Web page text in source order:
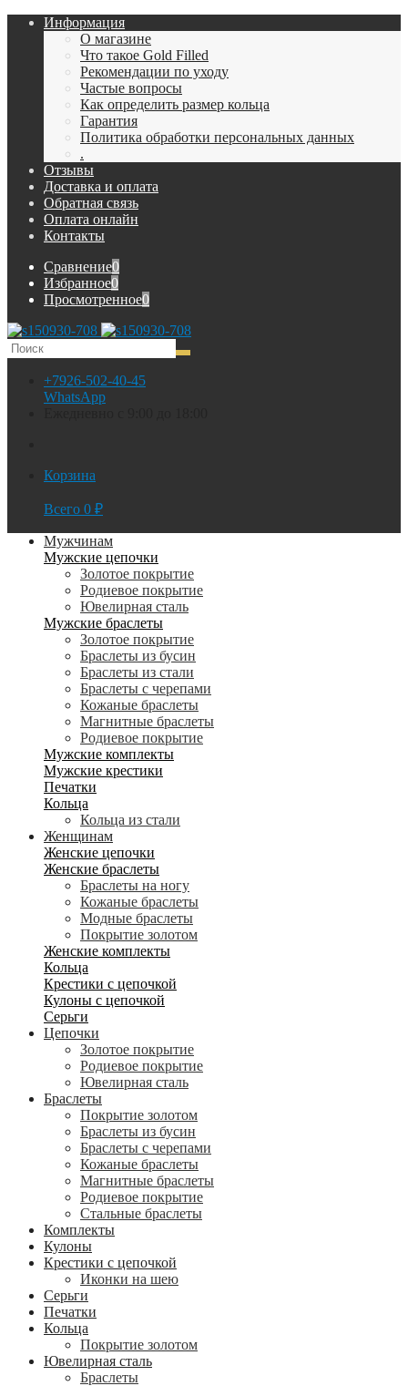
Информация
О магазине
Что такое Gold Filled
Рекомендации по уходу
Частые вопросы
Как определить размер кольца
Гарантия
Политика обработки персональных данных
.
Отзывы
Доставка и оплата
Обратная связь
Оплата онлайн
Контакты
Сравнение0
Избранное0
Просмотренное0
+7926-502-40-45
WhatsApp
Корзина
Всего 0 ₽
Мужчинам
Мужские цепочки
Золотое покрытие
Родиевое покрытие
Ювелирная сталь
Мужские браслеты
Золотое покрытие
Браслеты из бусин
Браслеты из стали
Браслеты с черепами
Кожаные браслеты
Магнитные браслеты
Родиевое покрытие
Мужские комплекты
Мужские крестики
Печатки
Кольца
Кольца из стали
Женщинам
Женские цепочки
Женские браслеты
Браслеты на ногу
Кожаные браслеты
Модные браслеты
Покрытие золотом
Женские комплекты
Кольца
Крестики с цепочкой
Кулоны с цепочкой
Серьги
Цепочки
Золотое покрытие
Родиевое покрытие
Ювелирная сталь
Браслеты
Покрытие золотом
Браслеты из бусин
Браслеты с черепами
Кожаные браслеты
Магнитные браслеты
Родиевое покрытие
Стальные браслеты
Комплекты
Кулоны
Крестики с цепочкой
Иконки на шею
Серьги
Печатки
Кольца
Покрытие золотом
Ювелирная сталь
Браслеты